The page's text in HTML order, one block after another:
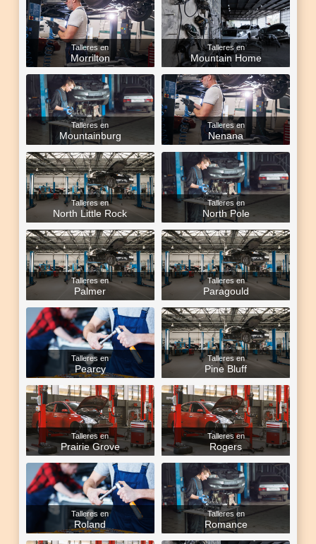
Talleres en
Morrilton
Talleres en
Mountain Home
Talleres en
Mountainburg
Talleres en
Nenana
Talleres en
North Little Rock
Talleres en
North Pole
Talleres en
Palmer
Talleres en
Paragould
Talleres en
Pearcy
Talleres en
Pine Bluff
Talleres en
Prairie Grove
Talleres en
Rogers
Talleres en
Roland
Talleres en
Romance